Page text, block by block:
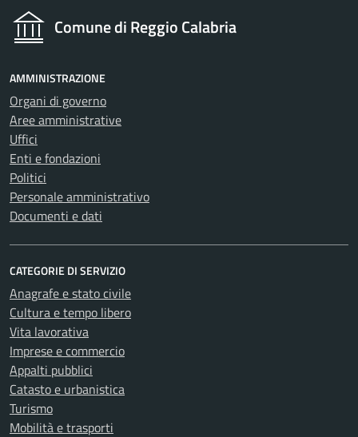
Comune di Reggio Calabria
AMMINISTRAZIONE
Organi di governo
Aree amministrative
Uffici
Enti e fondazioni
Politici
Personale amministrativo
Documenti e dati
CATEGORIE DI SERVIZIO
Anagrafe e stato civile
Cultura e tempo libero
Vita lavorativa
Imprese e commercio
Appalti pubblici
Catasto e urbanistica
Turismo
Mobilità e trasporti